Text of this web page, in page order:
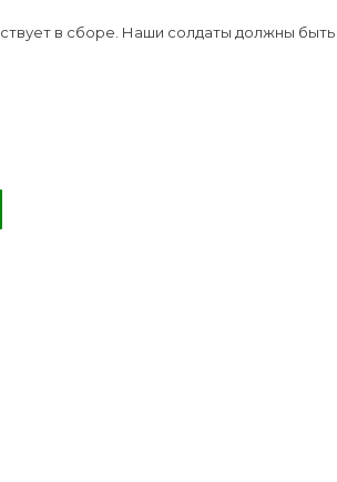
в сборе. Наши солдаты должны